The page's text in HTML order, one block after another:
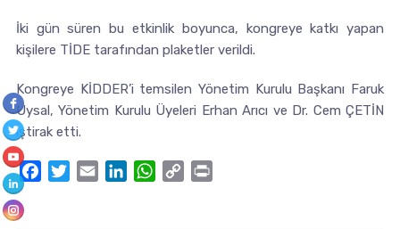
İki gün süren bu etkinlik boyunca, kongreye katkı yapan
kişilere TİDE tarafından plaketler verildi.
Kongreye KİDDER’i temsilen Yönetim Kurulu Başkanı Faruk
Uysal, Yönetim Kurulu Üyeleri Erhan Arıcı ve Dr. Cem ÇETİN
iştirak etti.
FacebookTwitter
Email LinkedInWhatsApp
Copy